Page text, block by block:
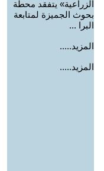
الزراعية» يتفقد محطة
بحوث الجميزة لمتابعة
البرا ...
المزيد.....
المزيد.....